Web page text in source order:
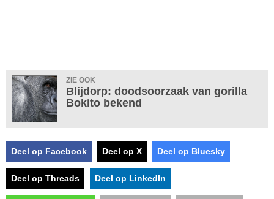
ZIE OOK
Blijdorp: doodsoorzaak van gorilla
Bokito bekend
Deel op Facebook Deel op X Deel op Bluesky
Deel op Threads Deel op LinkedIn